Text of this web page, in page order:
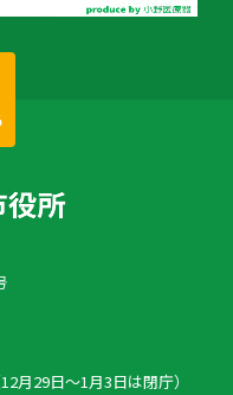
月29日〜1月3日は閉庁）